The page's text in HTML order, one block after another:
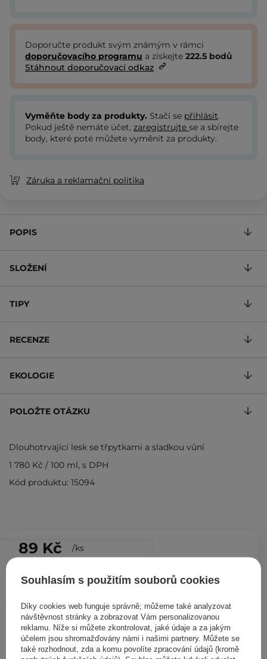
89 Kč /ks
PŘIDAT DO KOŠÍKU
Doporučte produkt svým známým v rámci
doporučovacího programu a získejte 222.5 bodů
Stáhnout doporučovací odkaz
Vyměňte body za produkty. Stačí se přihlásit.
Pokud ještě nemáte účet, zaregistrujte se a sbírejte
body, které poté můžete vyměnit za produkty.
Záruka a reklamační politika
POPIS
SLOŽENÍ
TIPY
RECENZE
EKOLOGIE
POLOŽTE OTÁZKU
Dlouhotrvající lesk se třpytkami a sladkou vůní
1 780 Kč / 100 ml, s DPH
Kód produktu: 15094
Ostatní zákazníci si prohlédli
Souhlasím s použitím souborů cookies
Díky cookies web funguje správně; můžeme také analyzovat
návštěvnost stránky a zobrazovat Vám personalizovanou
reklamu. Níže si můžete zkontrolovat, jaké údaje a za jakým
účelem jsou shromažďovány námi i našimi partnery. Můžete se
také rozhodnout, zda a komu povolíte zpracování údajů (kromě